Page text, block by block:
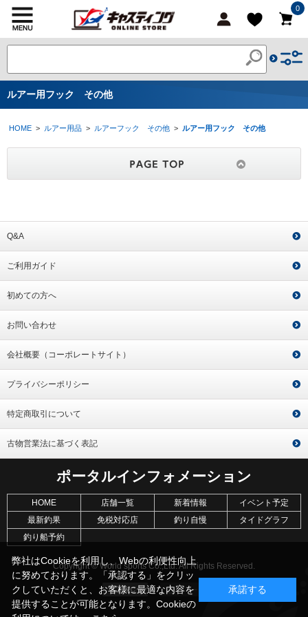
0
ルアー用フック その他
HOME > ルアー用品 > ルアーフック その他 > ルアー用フック その他
Q&A
ご利用ガイド
初めての方へ
お問い合わせ
会社概要（コーポレートサイト）
プライバシーポリシー
特定商取引について
古物営業法に基づく表記
ポータルインフォメーション
HOME 店舗一覧 新着情報
イベント予定
最新釣果
免税対応店 釣り自慢
タイドグラフ
釣り船予約
Copyright © World sports Co.,Ltd. All Rights Reserved.
弊社はCookieを利用し、Webの利便性向上
に努めております。「承認する」をクリッ
クしていただくと、お客様に最適な内容を
提供することが可能となります。Cookieの
承諾する